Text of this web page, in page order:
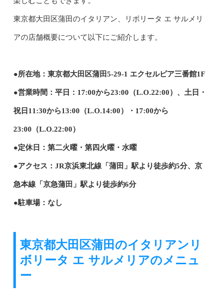
東京都大田区蒲田のイタリアン、リボリータ エ サルメリ
アの店舗概要について以下にご紹介します。
●所在地：東京都大田区蒲田5-29-1 エクセルピア三番館1F
●営業時間：平日：17:00から23:00（L.O.22:00）、土日・
祝日11:30から13:00（L.O.14:00）・17:00から
23:00（L.O.22:00）
●定休日：第二火曜・第四火曜・水曜
●アクセス：JR京浜東北線「蒲田」駅より徒歩約5分、京
急本線「京急蒲田」駅より徒歩約6分
●駐車場：なし
東京都大田区蒲田のイタリアンリ
ボリータ エ サルメリアのメニュ
ー